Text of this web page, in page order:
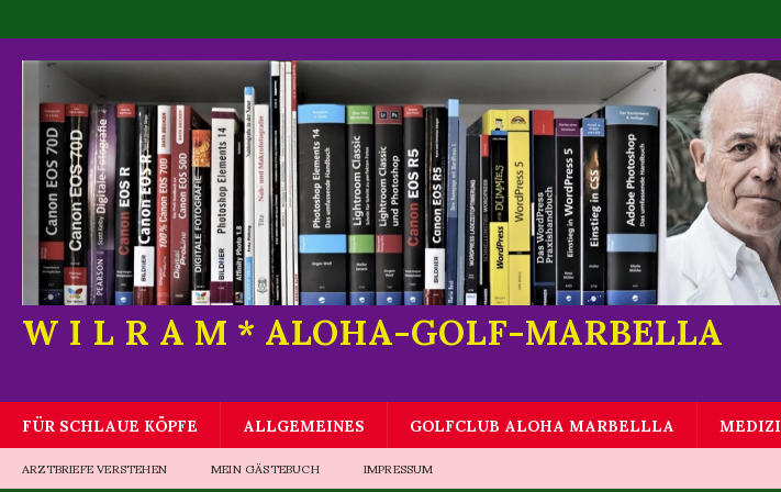
W I L R A M * ALOHA-GOLF-MARBELLA
FÜR SCHLAUE KÖPFE ALLGEMEINES GOLFCLUB ALOHA MARBELLLA
ARZTBRIEFE VERSTEHEN MEIN GÄSTEBUCH IMPRESSUM